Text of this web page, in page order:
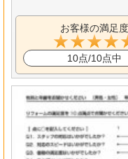
お客様の満足度
10点/10点中